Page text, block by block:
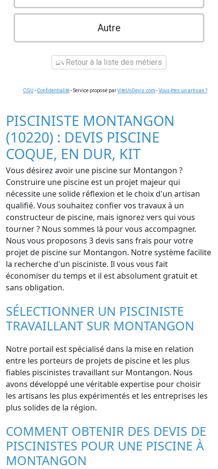
Autre
Retour à la liste des métiers
CGU - Confidentialité- Service proposé parViteUnDevis.com -Vous êtes un artisan ?
PISCINISTE MONTANGON
(10220) : DEVIS PISCINE
COQUE, EN DUR, KIT
Vous désirez avoir une piscine sur Montangon ?
Construire une piscine est un projet majeur qui
nécessite une solide réflexion et le choix d'un artisan
qualifié. Vous souhaitez confier vos travaux à un
constructeur de piscine, mais ignorez vers qui vous
tourner ? Nous sommes là pour vous accompagner.
Nous vous proposons 3 devis sans frais pour votre
projet de piscine sur Montangon. Notre système facilite
la recherche d'un pisciniste. Il vous vous fait
économiser du temps et il est absolument gratuit et
sans obligation.
SÉLECTIONNER UN PISCINISTE
TRAVAILLANT SUR MONTANGON
Notre portail est spécialisé dans la mise en relation
entre les porteurs de projets de piscine et les plus
fiables piscinistes travaillant sur Montangon. Nous
avons développé une véritable expertise pour choisir
les artisans les plus expérimentés et les entreprises les
plus solides de la région.
COMMENT OBTENIR DES DEVIS DE
PISCINISTES POUR UNE PISCINE À
MONTANGON